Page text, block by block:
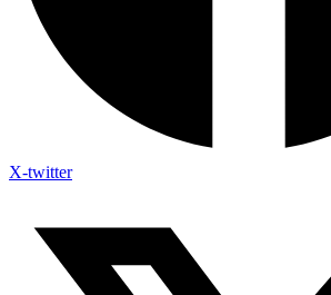
X-twitter